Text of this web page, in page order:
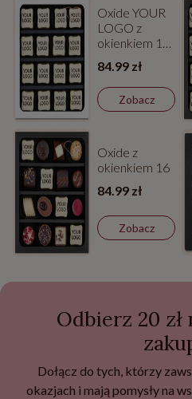
Oxide YOUR
LOGO z
okienkiem 16
w białym
kartoniku
84.99 zł
Zobacz
Oxide z
okienkiem 16
84.99 zł
Zobacz
Odbierz 20
Dołącz do tych, którzy
okazjach i mają pomysły na